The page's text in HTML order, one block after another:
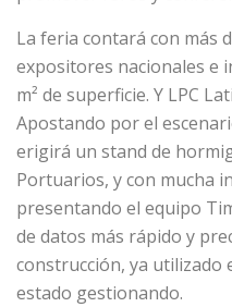
La feria contará con más
expositores nacionales e
m² de superficie. Y LPC
Apostando por el
erigirá un stand de
Portuarios, y con mucha
presentando el equipo
de datos más rápido y
construcción, ya utilizado
estado gestionando.